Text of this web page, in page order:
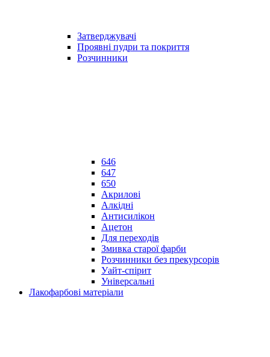
Затверджувачі
Проявні пудри та покриття
Розчинники
646
647
650
Акрилові
Алкідні
Антисилікон
Ацетон
Для переходів
Змивка старої фарби
Розчинники без прекурсорів
Уайт-спірит
Універсальні
Лакофарбові матеріали